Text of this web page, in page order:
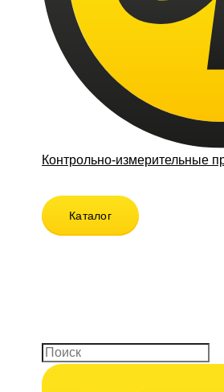
Контрольно-измерительные
Каталог